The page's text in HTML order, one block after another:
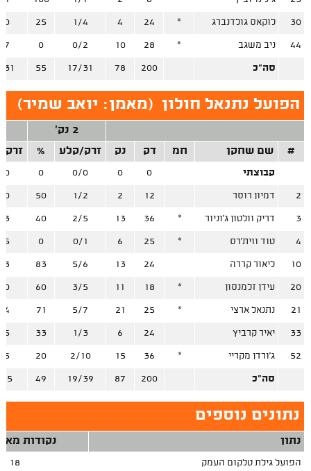
30 לוקאס גולדנברג *
24
4
1/4
25
0
44 ניב משגב *
28
10
0/2
0
7
סה"כ 200
78
17/31
55
31
הפועל נתנאל חולון (מאמן: יואב שמיר)
2 נק'
#
שם שחקן חמ דק נק זרק/קלע %
קבוצתי 0
0
0/0
0
0
2 דמיון רוסר 12
2
1/2
50
0
3 דריק וולטון ג'וניור *
36
13
2/5
40
3
4 טוד ווית'רס *
25
6
0/1
0
5
10 ליאור קררה 24
13
5/6
83
3
20 עידן זלמנסון *
18
11
3/5
60
0
21 נתנאל ארצי *
25
21
5/7
71
4
33 יאיר קרביץ 24
6
1/3
33
5
52 ג'ורדן מקריי *
36
15
2/10
20
5
סה"כ 200
87
19/39
49
נתונים נוספים
נתון נקודות
הפועל גילת טלקום העמק 18